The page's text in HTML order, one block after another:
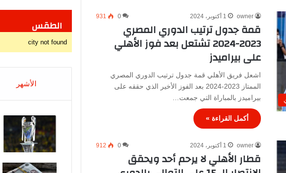
owner 1 أكتوبر، 2024 0
931
قمة جدول ترتيب الدوري المصري
2023-2024 تشتعل بعد فوز الأهلي
على بيراميدز
اشعل فريق الأهلي قمة جدول ترتيب الدوري المصري
الممتاز 2023-2024 بعد الفوز الأخير الذي حققه على
بيراميدز بالمباراة التي جمعت…
أكمل القراءة »
owner 1 أكتوبر، 2024 0
912
قطار الأهلي لا يرحم أحد ويحقق
الطقس
city not found
الأشهر